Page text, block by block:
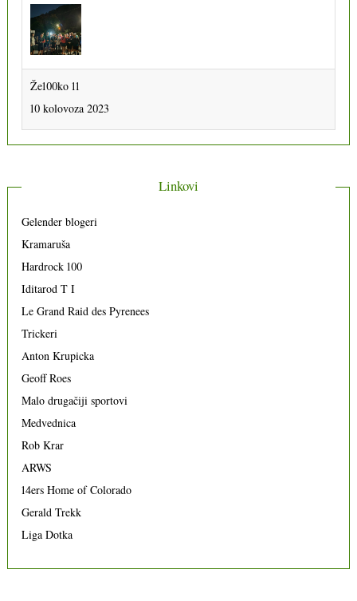
Že100ko 11
10 kolovoza 2023
Linkovi
Gelender blogeri
Kramaruša
Hardrock 100
Iditarod T I
Le Grand Raid des Pyrenees
Trickeri
Anton Krupicka
Geoff Roes
Malo drugačiji sportovi
Medvednica
Rob Krar
ARWS
14ers Home of Colorado
Gerald Trekk
Liga Dotka